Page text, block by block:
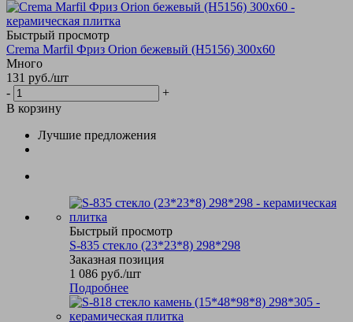
Быстрый просмотр
Crema Marfil Фриз Orion бежевый (Н5156) 300х60
Много
131 руб./шт
-
+
В корзину
Лучшие предложения
Быстрый просмотр
S-835 стекло (23*23*8) 298*298
Заказная позиция
1 086 руб./шт
Подробнее